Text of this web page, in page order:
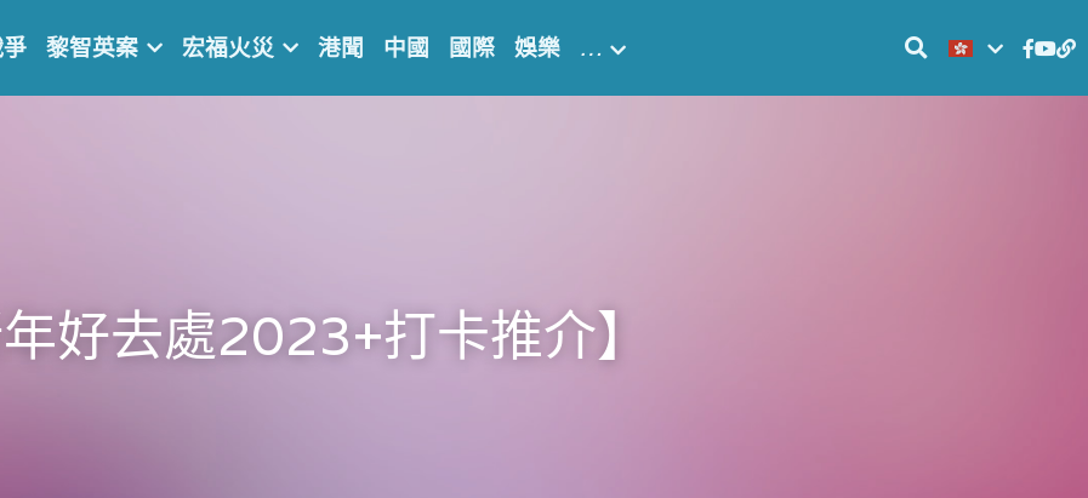
黎智英案 宏福火災 港聞 中國 國際 娛樂 …
年好去處2023+打卡推介】